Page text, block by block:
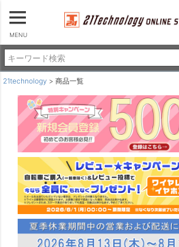
MENU
21technology 商品一覧
22インチ
24インチ
パーツを選ぶ
パーツ・アクセサリー
カゴ
ポンプ
サドルカバー＆サイクルカバー
ライト
ヘルメット
チャイルドシート＆カバー
タイヤ＆チューブ
その他
並び順
新着順